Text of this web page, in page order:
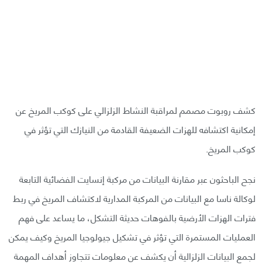
كشف روبوت مصمم لمراقبة النشاط الزلزالي على كوكب المريخ عن
إمكانية اكتشافه للهزات الضعيفة القادمة من النيازك التي تؤثر في
كوكب المريخ.
نجح الباحثون عبر مقارنة البيانات من مركبة إنسايت الفضائية التابعة
لوكالة ناسا مع البيانات من المركبة المدارية لاكتشاف المريخ في ربط
فترات الهزات الأرضية بالفوهات حديثة التشكل، ما يساعد على فهم
العمليات المستمرة التي تؤثر في تشكيل جيولوجيا المريخ وكيف يمكن
لجمع البيانات الزلزالية أن يكشف عن معلومات تتجاوز أهداف المهمة